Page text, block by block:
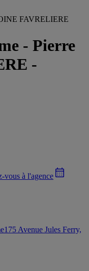
FAVRELIERE
- Pierre
-
vous à l'agence
175 Avenue Jules Ferry,